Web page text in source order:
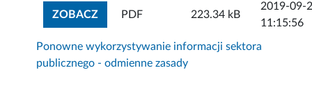
ZOBACZZOBACZ ZAŁĄCZNIK
PDF 223.34 kB
2019-09-
11:15:56
Ponowne wykorzystywanie informacji sektora
publicznego - odmienne zasady